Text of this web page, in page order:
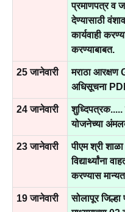
प्रमाणपत्र व
देण्यासाठी
कार्यवाही
करण्याबाबत.
25 जानेवारी
मराठा आरक्षण
अधिसूचना
24 जानेवारी
योजनेच्या
23 जानेवारी
पीएम श्री
विद्यार्थ्यांना
करण्यास
19 जानेवारी
सोलापूर जिल्हा